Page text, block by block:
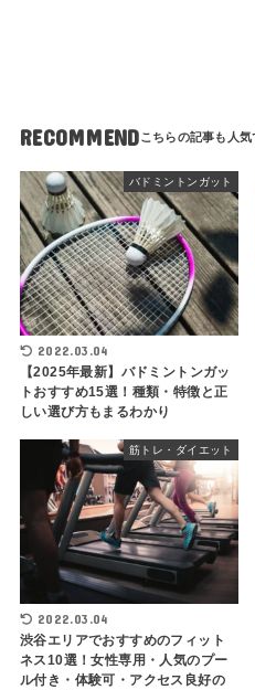
RECOMMEND
バドミントンガット
2022.03.04
【2025年最新】バドミントンガッ
トおすすめ15選！種類・特徴と正
しい選び方もまるわかり
筋トレ・ダイエット
2022.03.04
渋谷エリアでおすすめのフィット
ネス10選！女性専用・人気のプー
ル付き・体験可・アクセス良好の